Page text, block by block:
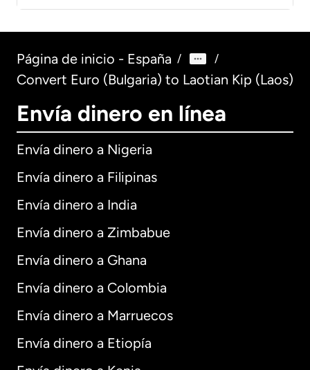
Página de inicio - España / /
Convert Euro (Bulgaria) to Laotian Kip (Laos)
Envía dinero en línea
Envía dinero a Nigeria
Envía dinero a Filipinas
Envía dinero a India
Envía dinero a Zimbabue
Envía dinero a Ghana
Envía dinero a Colombia
Envía dinero a Marruecos
Envía dinero a Etiopía